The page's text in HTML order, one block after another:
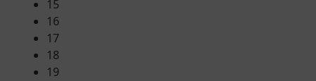
15
16
17
18
19